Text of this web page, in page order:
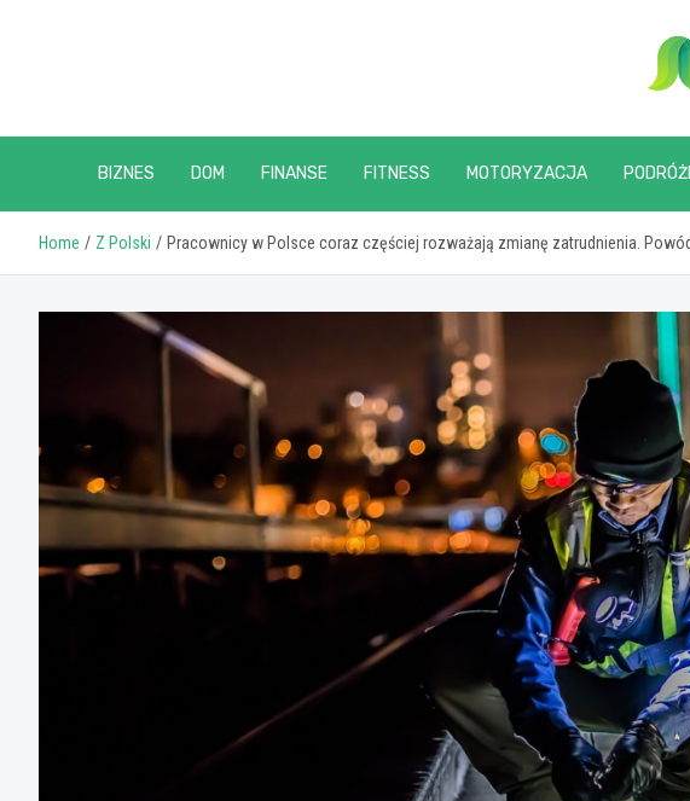
BIZNES DOM FINANSE FITNESS MOTORYZACJA
Home Z Polski Pracownicy w Polsce coraz częściej rozważają zmianę zatrudnienia.